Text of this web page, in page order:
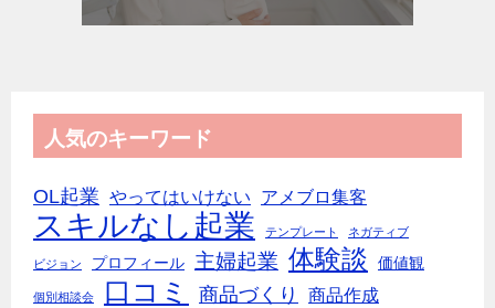
人気のキーワード
OL起業 やってはいけない アメブロ集客
スキルなし起業 テンプレート ネガティブ
ビジョン プロフィール 主婦起業 体験談 価値観
個別相談会 口コミ 商品づくり 商品作成